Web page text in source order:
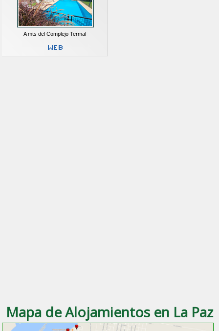
A mts del Complejo Termal
Mapa de Alojamientos en La Paz